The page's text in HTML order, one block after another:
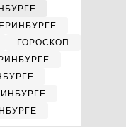
ГОРОСКОП